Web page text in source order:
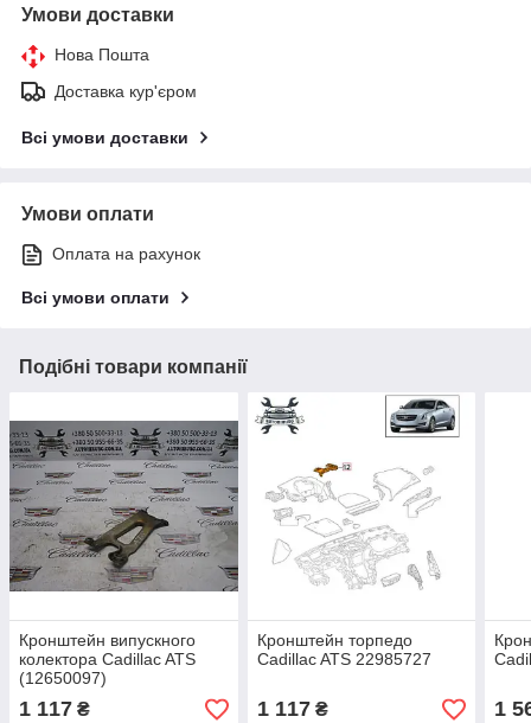
Умови доставки
Нова Пошта
Доставка кур'єром
Всі умови доставки
Умови оплати
Оплата на рахунок
Всі умови оплати
Подібні товари компанії
Кронштейн випускного
колектора Cadillac ATS
(12650097)
1 117 ₴
Кронштейн торпедо
Cadillac ATS 22985727
1 117₴ 1